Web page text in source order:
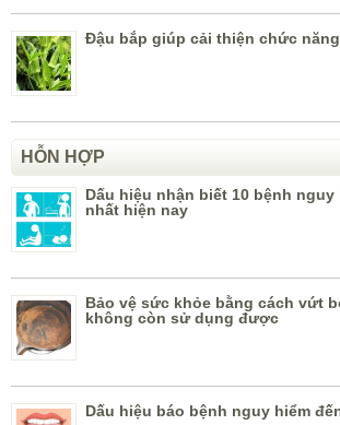
Đậu bắp giúp cải thiện chức
HỖN HỢP
Dấu hiệu nhận biết 10 bệnh nguy
nhất hiện nay
Bảo vệ sức khỏe bằng cách vứt
không còn sử dụng được
Dấu hiệu báo bệnh nguy hiểm